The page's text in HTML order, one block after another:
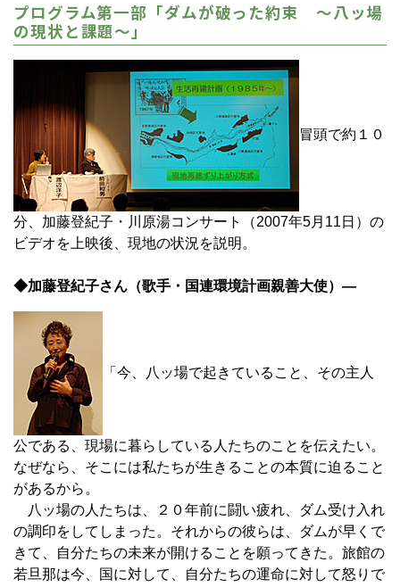
プログラム第一部「ダムが破った約束 ～八ッ場
の現状と課題～」
冒頭で約１０
分、加藤登紀子・川原湯コンサート（2007年5月11日）の
ビデオを上映後、現地の状況を説明。
◆加藤登紀子さん（歌手・国連環境計画親善大使）―
「今、八ッ場で起きていること、その主人
公である、現場に暮らしている人たちのことを伝えたい。
なぜなら、そこには私たちが生きることの本質に迫ること
があるから。
八ッ場の人たちは、２０年前に闘い疲れ、ダム受け入れ
の調印をしてしまった。それからの彼らは、ダムが早くで
きて、自分たちの未来が開けることを願ってきた。旅館の
若旦那は今、国に対して、自分たちの運命に対して怒りで